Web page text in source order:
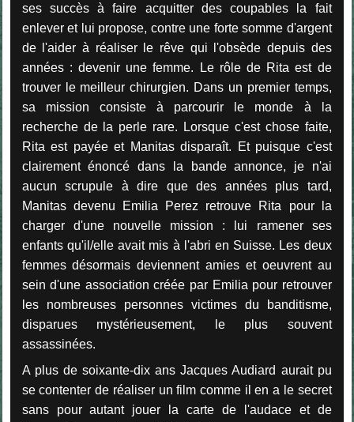
ses succès à faire acquitter des coupables la fait
enlever et lui propose, contre une forte somme d'argent
de l'aider à réaliser le rêve qui l'obsède depuis des
années : devenir une femme. Le rôle de Rita est de
trouver le meilleur chirurgien. Dans un premier temps,
sa mission consiste à parcourir le monde à la
recherche de la perle rare. Lorsque c'est chose faite,
Rita est payée et Manitas disparaît. Et puisque c'est
clairement énoncé dans la bande annonce, je n'ai
aucun scrupule à dire que des années plus tard,
Manitas devenu Emilia Perez retrouve Rita pour la
charger d'une nouvelle mission : lui ramener ses
enfants qu'il/elle avait mis à l'abri en Suisse. Les deux
femmes désormais deviennent amies et oeuvrent au
sein d'une association créée par Emilia pour retrouver
les nombreuses personnes victimes du banditisme,
disparues mystérieusement, le plus souvent
assassinées.
A plus de soixante-dix ans Jacques Audiard aurait pu
se contenter de réaliser un film comme il en a le secret
sans pour autant jouer la carte de l'audace et de